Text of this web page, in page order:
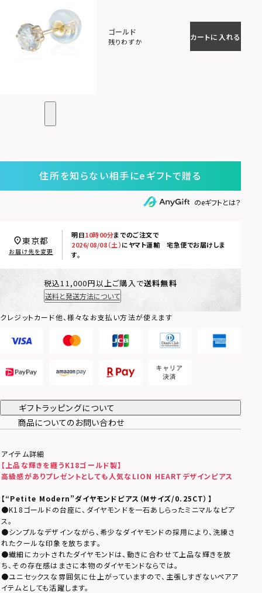
ゴールド
残りわずか
カートに入れる
住所を知らない相手にeギフトで贈る
のeギフトとは？
明日10時00分までのご注文で
2026/08/08（土）にヤマト運輸 宅急便でお届けしま
す。
東京都
お届け先を変更
税込11,000円以上ご購入で送料無料
送料と発送方法について
クレジットカード他、様々なお支払い方法が使えます
ギフトラッピングについて
商品についてのお問い合わせ
アイテム詳細
【上品な輝きを纏うK18ゴールド製】
高級感がありプレゼントとしても人気なLION HEARTデザインピアス
【“Petite Modern”ダイヤモンドピアス（Mサイズ/0.25CT） 】
●K18ゴールドの台座に、ダイヤモンドを一石あしらったミニマルなピア
ス。
●シンプルなデザインながら、希少なダイヤモンドの採用により、洗練さ
れたクールな印象を放ちます。
●繊細にカットされたダイヤモンドは、動きに合わせて上品な輝きを放
ち、その存在感はまさに本物のダイヤモンドならでは。
●ユニセックスな雰囲気に仕上がっていますので、主張しすぎないペアア
イテムとしても活躍します。